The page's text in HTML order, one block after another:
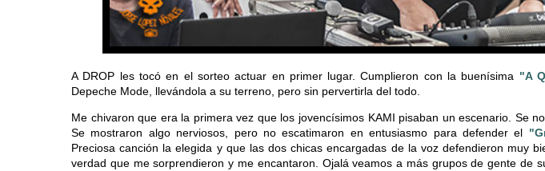
A DROP les tocó en el sorteo actuar en primer lugar. Cumplieron con la buenísima "A
Depeche Mode, llevándola a su terreno, pero sin pervertirla del todo.
Me chivaron que era la primera vez que los jovencísimos KAMI pisaban un escenario. Se
Se mostraron algo nerviosos, pero no escatimaron en entusiasmo para defender el
Preciosa canción la elegida y que las dos chicas encargadas de la voz defendieron muy
verdad que me sorprendieron y me encantaron. Ojalá veamos a más grupos de gente de